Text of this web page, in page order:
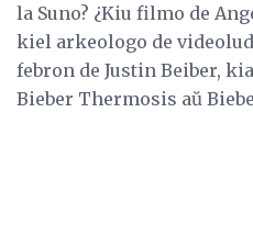
la Suno? ¿Kiu filmo de
kiel arkeologo de
febron de Justin Beiber,
Bieber Thermosis aŭ